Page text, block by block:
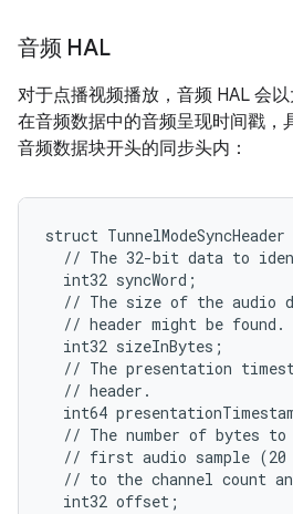
音频 HAL
对于点播视频播放，音频 HAL 会
在音频数据中的音频呈现时间戳，
音频数据块开头的同步头内：
struct
// The 32-bit data to
  int32 syncWord;
// The size of the audio
  // header might be found.
  int32 sizeInBytes;
// The presentation
  // header.
int64
// The number of bytes
// first audio sample
// to the channel count
  int32 offset;